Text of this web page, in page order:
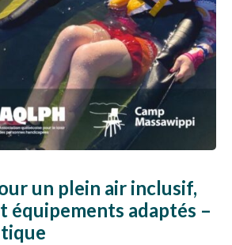
un plein air inclusif,
équipements adaptés –